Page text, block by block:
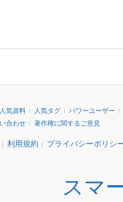
人気資料 人気タグ
パワーユーザー
合わせ 著作権に関するご意見
利用規約 プライバシーポリシ
スマ